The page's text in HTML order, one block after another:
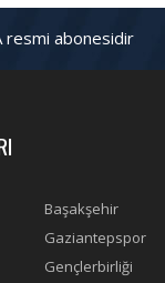
resmi abonesidir
Başakşehir
Gaziantepspor
Gençlerbirliği